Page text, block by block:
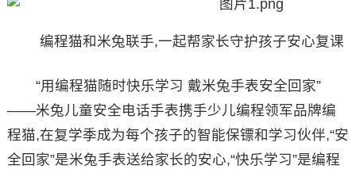
编程猫和米兔联手,一起帮家长守护孩子安心复课
“用编程猫随时快乐学习 戴米兔手表安全回家”
——米兔儿童安全电话手表携手少儿编程领军品牌编
程猫,在复学季成为每个孩子的智能保镖和学习伙伴,“安
全回家”是米兔手表送给家长的安心,“快乐学习”是编程